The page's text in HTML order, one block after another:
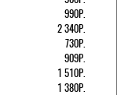
990Р.
2 340Р.
730Р.
909Р.
1 510Р.
1 380Р.